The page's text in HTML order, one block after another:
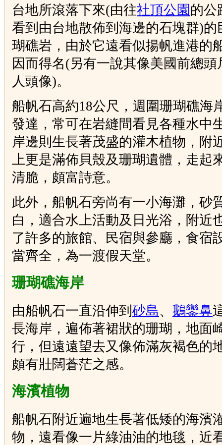
台地所滾落下來(由往社頂公園 的公
看到由台地散佈到海邊的石塊群)的
瑚礁岩，由於它遠看似揚帆進港的
因而得名(另有一說其像美國前總頭
人頭像)。
船帆石高約18公尺，週圍珊瑚礁海
發達，常可在岩縫間看見各種水中
岸邊則生長著茂盛的灌木植物，附
上更是滿佈貝殼及珊瑚遺體，走起
清脆，頗富詩意。
此外，船帆石旁尚有一小海灘，砂
白，適合水上活動及日光浴，附近
了許多的旅館、民宿與參廳，食宿
當齊全，為一渡假天堂。
珊瑚礁海岸
由船帆石一直沿伸到 砂島 、 鵝鑾鼻
長海岸，遍佈著裙狀的珊瑚，地面
行，但遠遠望去又像佈滿灰褐色的
頗有壯闊蒼茫之感。
海濱植物
船帆石附近遍地生長著低矮的海濱
物，遠看像一片綠油油的地毯，近